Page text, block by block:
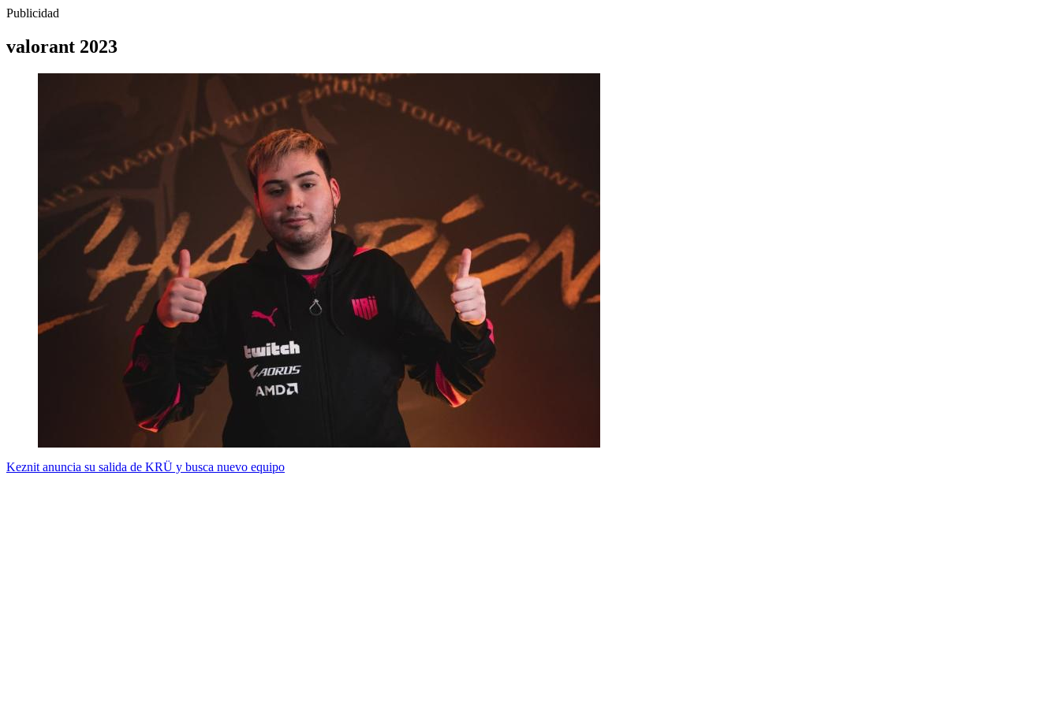
Publicidad
valorant 2023
Keznit anuncia su salida de KRÜ y busca nuevo equipo